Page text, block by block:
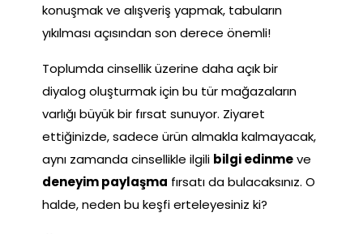
konuşmak ve alışveriş yapmak, tabuların
yıkılması açısından son derece önemli!
Toplumda cinsellik üzerine daha açık bir
diyalog oluşturmak için bu tür mağazaların
varlığı büyük bir fırsat sunuyor. Ziyaret
ettiğinizde, sadece ürün almakla kalmayacak,
aynı zamanda cinsellikle ilgili bilgi edinmeve
deneyim paylaşma fırsatı da bulacaksınız. O
halde, neden bu keşfi erteleyesiniz ki?